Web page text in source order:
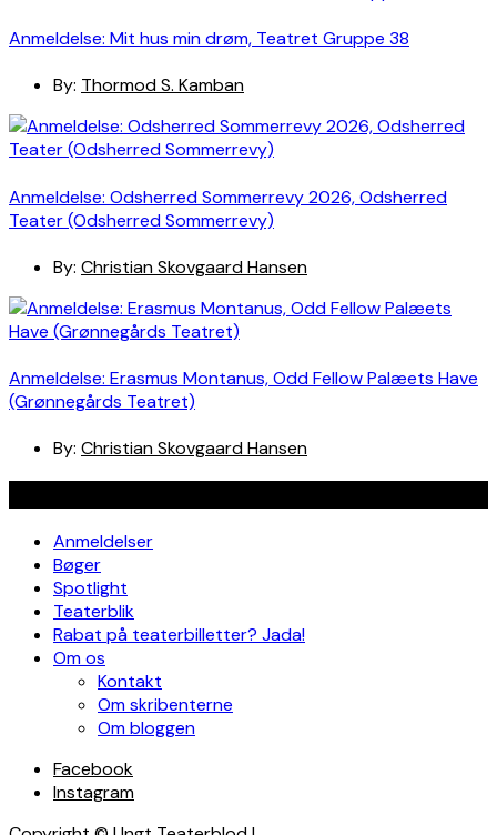
Anmeldelse: Mit hus min drøm, Teatret Gruppe 38
By: Thormod S. Kamban
Anmeldelse: Odsherred Sommerrevy 2026, Odsherred
Teater (Odsherred Sommerrevy)
By: Christian Skovgaard Hansen
Anmeldelse: Erasmus Montanus, Odd Fellow Palæets Have
(Grønnegårds Teatret)
By: Christian Skovgaard Hansen
Anmeldelser
Bøger
Spotlight
Teaterblik
Rabat på teaterbilletter? Jada!
Om os
Kontakt
Om skribenterne
Om bloggen
Facebook
Instagram